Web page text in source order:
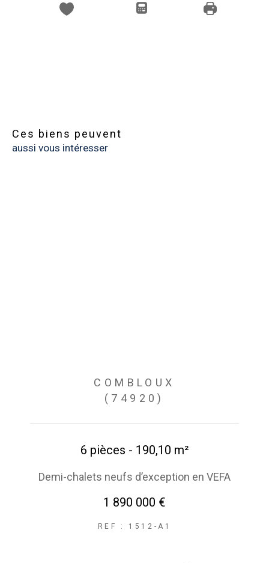
Ces biens peuvent
aussi vous intéresser
COMBLOUX
(74920)
6 pièces - 190,10 m²
Demi-chalets neufs d’exception en VEFA
1 890 000 €
REF : 1512-A1